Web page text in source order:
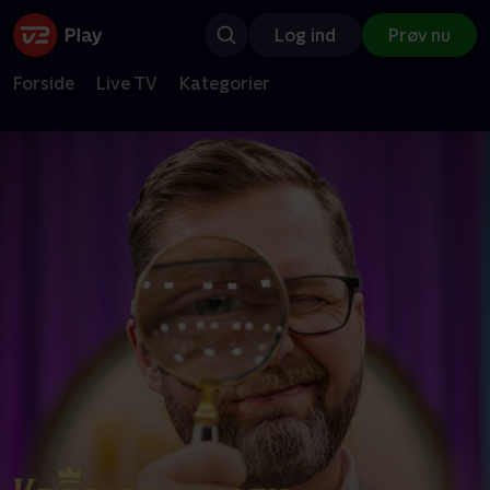
Log ind Prøv nu
Forside Live TV Kategorier